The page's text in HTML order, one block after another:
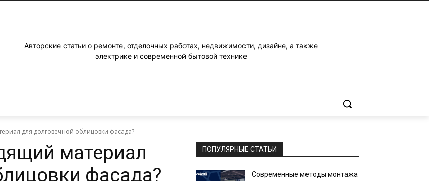
Авторские статьи о ремонте, отделочных работах, недвижимости, дизайне, а также
электрике и современной бытовой технике
для долговечной облицовки фасада?
материал
фасада?
ПОПУЛЯРНЫЕ СТАТЬИ
Современные методы монтажа